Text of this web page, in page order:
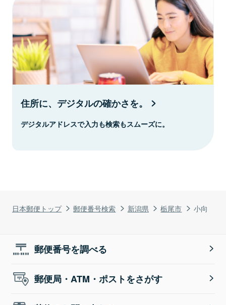
日本郵便トップ 郵便番号検索 新潟県 栃尾市 小向
住所に、デジタルの確かさを。
デジタルアドレスで入力も検索もスムーズに。
郵便番号を調べる
郵便局・ATM・ポストをさがす